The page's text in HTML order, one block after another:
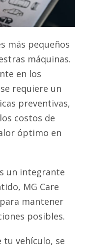
más pequeños
máquinas.
en los
requiere un
preventivas,
costos de
óptimo en
un integrante
MG Care
mantener
posibles.
tu vehículo, se